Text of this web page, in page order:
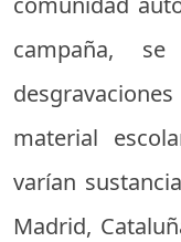
campaña,
material
varían
Madrid,